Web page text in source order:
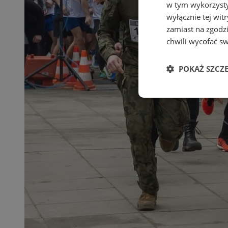
w tym
wyłącznie tej
zamiast na
chwili wycofać
POKAŻ
Niezbędne
Niezbędne pliki